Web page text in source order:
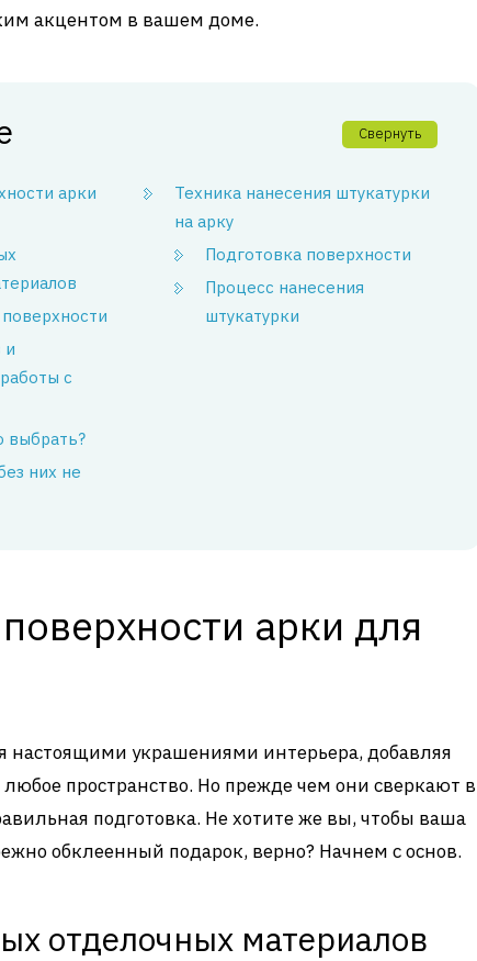
акцентом в вашем доме.
Свернуть
арки
и
с
выбрать?
них не
Техника нанесения штукатурки
на арку
Подготовка поверхности
Процесс нанесения
штукатурки
арки для
настоящими украшениями интерьера, добавляя
пространство. Но прежде чем они сверкают в
подготовка. Не хотите же вы, чтобы ваша
обклеенный подарок, верно? Начнем с основ.
отделочных материалов